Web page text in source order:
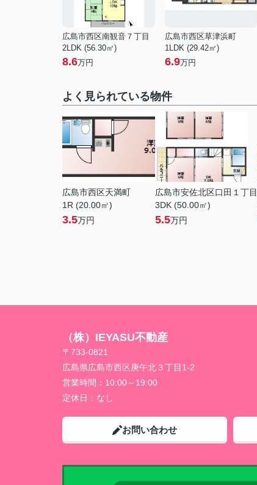
広島市西区南観音７丁目
2LDK (56.30㎡)
8.6万円
広島市西区草津浜町
1LDK (29.42㎡)
6.9万円
よく見られている物件
広島市西区天満町
1R (20.00㎡)
3.5万円
広島市安佐北区口田１丁目
3DK (50.00㎡)
5.5万円
（株）IEYASU不動産
〒733-0821
広島県広島市西区庚午北３丁目1-2
営業時間： 10:00～19:00
定休日： なし
お問い合わせ